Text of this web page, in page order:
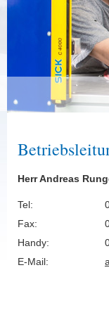
Herr Andreas
Tel:
Fax:
Handy:
E-Mail: